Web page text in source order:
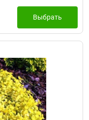
Выбрать